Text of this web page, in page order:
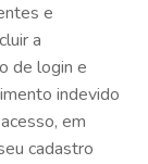
e
a
de login e
indevido
em
cadastro